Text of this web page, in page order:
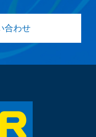
合わせ